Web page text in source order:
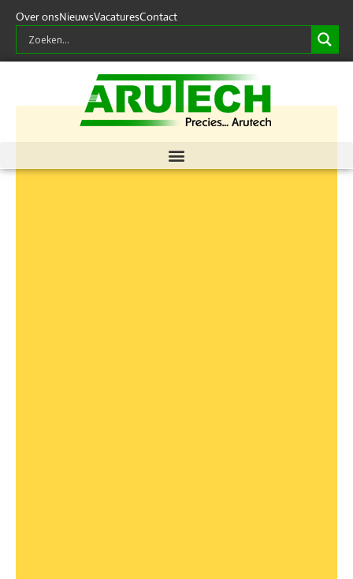
Over onsNieuwsVacaturesContact